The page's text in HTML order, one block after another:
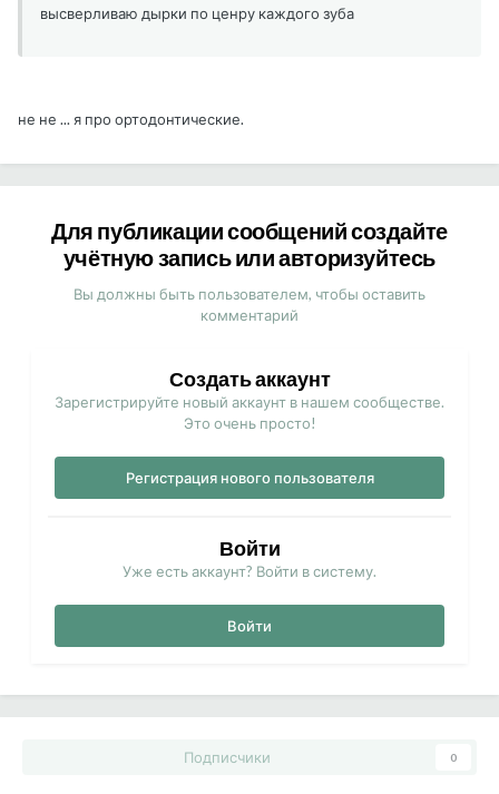
высверливаю дырки по ценру каждого зуба
не не ... я про ортодонтические.
Для публикации сообщений создайте
учётную запись или авторизуйтесь
Вы должны быть пользователем, чтобы оставить
комментарий
Создать аккаунт
Зарегистрируйте новый аккаунт в нашем сообществе.
Это очень просто!
Регистрация нового пользователя
Войти
Уже есть аккаунт? Войти в систему.
Войти
Подписчики 0